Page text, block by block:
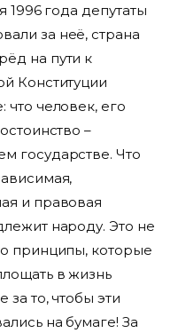
1996 года депутаты
за неё, страна
на пути к
Конституции
человек, его
–
государстве. Что
и правовая
народу. Это не
принципы, которые
в жизнь
то, чтобы эти
на бумаге! За